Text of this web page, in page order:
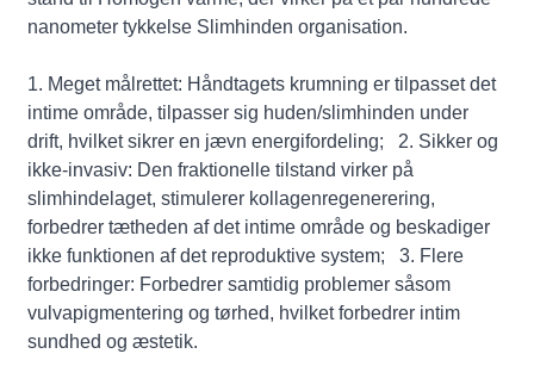
nanometer tykkelse Slimhinden organisation.
1. Meget målrettet: Håndtagets krumning er tilpasset det
intime område, tilpasser sig huden/slimhinden under
drift, hvilket sikrer en jævn energifordeling; 2. Sikker og
ikke-invasiv: Den fraktionelle tilstand virker på
slimhindelaget, stimulerer kollagenregenerering,
forbedrer tætheden af ​​det intime område og beskadiger
ikke funktionen af ​​det reproduktive system; 3. Flere
forbedringer: Forbedrer samtidig problemer såsom
vulvapigmentering og tørhed, hvilket forbedrer intim
sundhed og æstetik.